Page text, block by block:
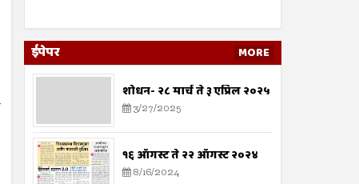
ईपेपर MORE
शोधन- २८ मार्च ते ३ एप्रिल २०२५
3/27/2025
१६ ऑगस्ट ते २२ ऑगस्ट २०२४
8/16/2024